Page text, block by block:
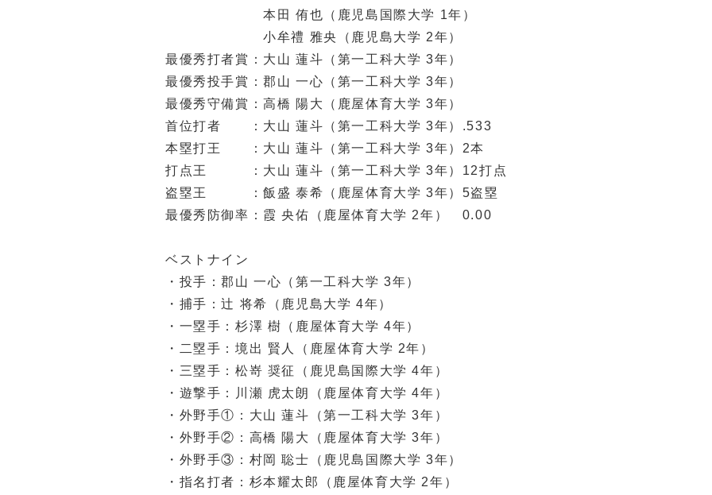
本田 侑也（鹿児島国際大学 1年）
小牟禮 雅央（鹿児島大学 2年）
最優秀打者賞：大山 蓮斗（第一工科大学 3年）
最優秀投手賞：郡山 一心（第一工科大学 3年）
最優秀守備賞：高橋 陽大（鹿屋体育大学 3年）
首位打者 ：大山 蓮斗（第一工科大学 3年）.533
本塁打王 ：大山 蓮斗（第一工科大学 3年）2本
打点王 ：大山 蓮斗（第一工科大学 3年）12打点
盗塁王 ：飯盛 泰希（鹿屋体育大学 3年）5盗塁
最優秀防御率：霞 央佑（鹿屋体育大学 2年） 0.00
ベストナイン
・投手：郡山 一心（第一工科大学 3年）
・捕手：辻 将希（鹿児島大学 4年）
・一塁手：杉澤 樹（鹿屋体育大学 4年）
・二塁手：境出 賢人（鹿屋体育大学 2年）
・三塁手：松嵜 奨征（鹿児島国際大学 4年）
・遊撃手：川瀬 虎太朗（鹿屋体育大学 4年）
・外野手①：大山 蓮斗（第一工科大学 3年）
・外野手②：高橋 陽大（鹿屋体育大学 3年）
・外野手③：村岡 聡士（鹿児島国際大学 3年）
・指名打者：杉本耀太郎（鹿屋体育大学 2年）